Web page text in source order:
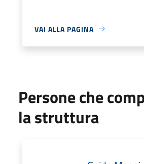
VAI ALLA PAGINA
Persone che
la struttura